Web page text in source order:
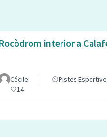
Rocòdrom interior a
Cécile Pistes
14